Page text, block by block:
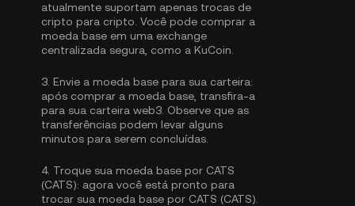
atualmente suportam apenas trocas de
cripto para cripto. Você pode comprar a
moeda base em uma exchange
centralizada segura, como a KuCoin.
3. Envie a moeda base para sua carteira:
após comprar a moeda base, transfira-a
para sua carteira web3. Observe que as
transferências podem levar alguns
minutos para serem concluídas.
4. Troque sua moeda base por CATS
(CATS): agora você está pronto para
trocar sua moeda base por CATS (CATS).